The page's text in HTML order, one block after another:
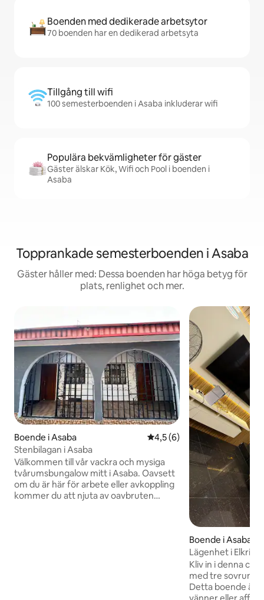
Boenden med dedikerade arbetsytor
70 boenden har en dedikerad arbetsyta
Tillgång till wifi
100 semesterboenden i Asaba inkluderar wifi
Populära bekvämligheter för gäster
Gäster älskar Kök, Wifi och Pool i boenden i
Asaba
Topprankade semesterboenden i Asaba
Gäster håller med: Dessa boenden har höga betyg för
plats, renlighet och mer.
Boende i Asaba 4,5 av 5 i genomsnittligt
4,5 (6)
Stenbilagan i Asaba
Välkommen till vår vackra och mysiga
tvårumsbungalow mitt i Asaba. Oavsett
om du är här för arbete eller avkoppling
kommer du att njuta av oavbruten
Boende i Asaba
Lägenhet i
Kliv in i denna
med tre sovrum,
Detta boende är